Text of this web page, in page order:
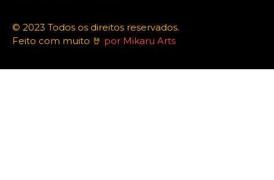
© 2023 Todos os direitos reservados.
Feito com muito 🤘 por Mikaru Arts